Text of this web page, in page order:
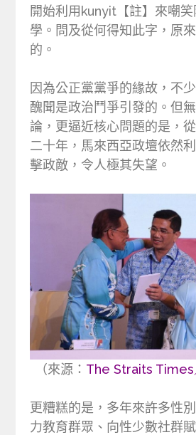
開始利用kunyit【註】來嘲笑
學。問及從何得知此字，原
的。
因為公正黨黨爭的緣故，不
醜聞是政治鬥爭引發的。但
論，更逼近核心問題的是，
二十年，馬來西亞政壇依然
擊政敵，令人極其失望。
（來源： The Straits Times
更糟糕的是，多年來許多性
力教育群眾、向性少數社群